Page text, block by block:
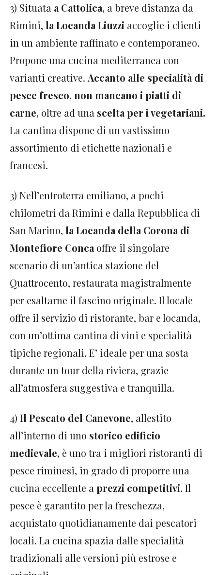
3) Situata a Cattolica, a breve distanza da
Rimini, la Locanda Liuzzi accoglie i clienti
in un ambiente raffinato e contemporaneo.
Propone una cucina mediterranea con
varianti creative. Accanto alle specialità di
pesce fresco, non mancano i piatti di
carne, oltre ad una scelta per i vegetariani.
La cantina dispone di un vastissimo
assortimento di etichette nazionali e
francesi.
3) Nell’entroterra emiliano, a pochi
chilometri da Rimini e dalla Repubblica di
San Marino, la Locanda della Corona di
Montefiore Conca offre il singolare
scenario di un’antica stazione del
Quattrocento, restaurata magistralmente
per esaltarne il fascino originale. Il locale
offre il servizio di ristorante, bar e locanda,
con un’ottima cantina di vini e specialità
tipiche regionali. E’ ideale per una sosta
durante un tour della riviera, grazie
all’atmosfera suggestiva e tranquilla.
4) Il Pescato del Canevone, allestito
all’interno di uno storico edificio
medievale, è uno tra i migliori ristoranti di
pesce riminesi, in grado di proporre una
cucina eccellente a prezzi competitivi. Il
pesce è garantito per la freschezza,
acquistato quotidianamente dai pescatori
locali. La cucina spazia dalle specialità
tradizionali alle versioni più estrose e